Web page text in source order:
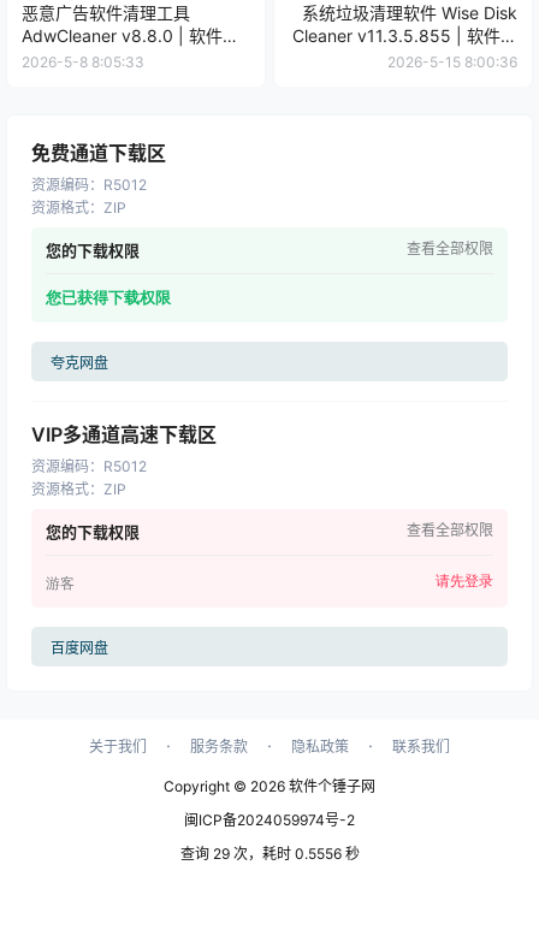
恶意广告软件清理工具
AdwCleaner v8.8.0 | 软件个
锤子 | R5009
2026-5-8 8:05:33
系统垃圾清理软件 Wise Disk
Cleaner v11.3.5.855 | 软件个
锤子 | R1188
2026-5-15 8:00:36
免费通道下载区
资源编码： R5012
资源格式： ZIP
您的下载权限 查看全部权限
您已获得下载权限
夸克网盘
VIP多通道高速下载区
资源编码： R5012
资源格式： ZIP
您的下载权限 查看全部权限
游客 请先登录
百度网盘
关于我们 · 服务条款 · 隐私政策 · 联系我们
Copyright © 2026 软件个锤子网
闽ICP备2024059974号-2
查询 29 次，耗时 0.5556 秒